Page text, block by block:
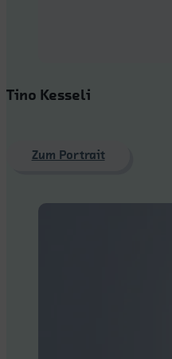
Tino Kesseli
Zum Portrait